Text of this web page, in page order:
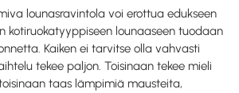
lounasravintola voi erottua edukseen
kotiruokatyyppiseen lounaaseen tuodaan
Kaiken ei tarvitse olla vahvasti
tekee paljon. Toisinaan tekee mieli
taas lämpimiä mausteita,